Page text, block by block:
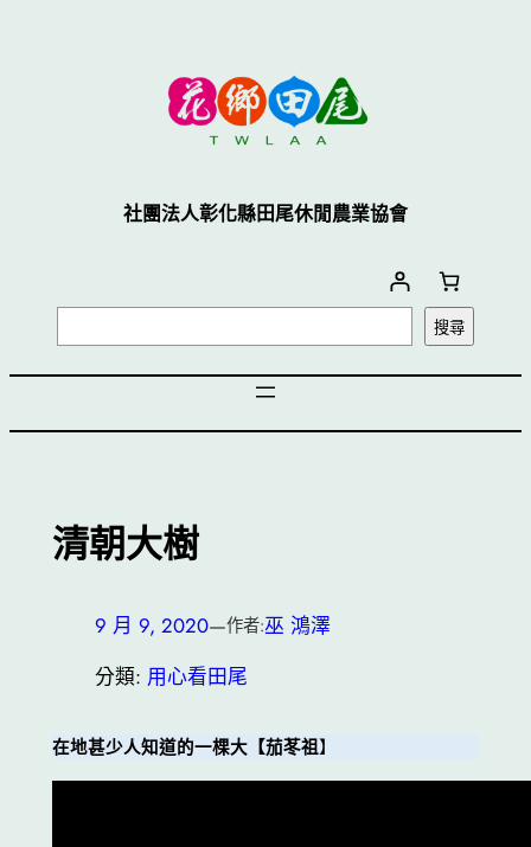
社團法人彰化縣田尾休閒農業協會
尋
搜尋
清朝大樹
9 月 9, 2020—作者:巫 鴻澤
分類: 用心看田尾
在地甚少人知道的一棵大【茄苳祖】